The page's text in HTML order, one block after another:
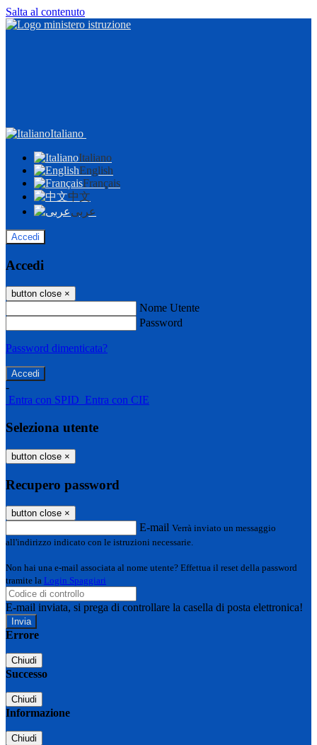
Salta al contenuto
Italiano
Italiano
English
Français
中文
عربى
Accedi
Accedi
button close ×
Nome Utente
Password
Password dimenticata?
-
Entra con SPID Entra con CIE
Seleziona utente
button close ×
Recupero password
button close ×
E-mail Verrà inviato un messaggio
all'indirizzo indicato con le istruzioni necessarie.
Non hai una e-mail associata al nome utente? Effettua il reset della password
tramite la Login Spaggiari
E-mail inviata, si prega di controllare la casella di posta elettronica!
Errore
Chiudi
Successo
Chiudi
Informazione
Chiudi